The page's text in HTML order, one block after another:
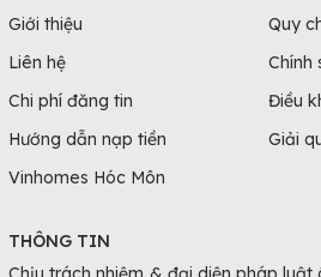
Giới thiệu
Liên hệ
Chi phí đăng tin
Hướng dẫn nạp tiền
Vinhomes Hóc Môn
Quy
Chính
Điều
Giải
THÔNG TIN